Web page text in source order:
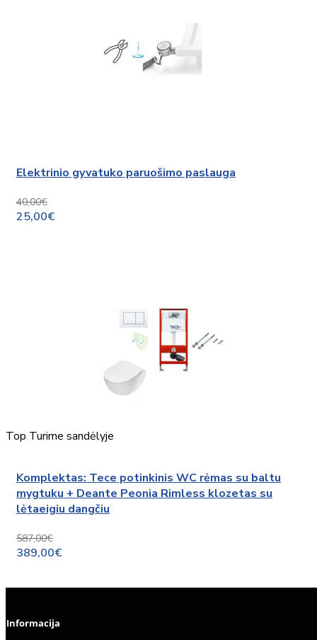
Elektrinio gyvatuko paruošimo paslauga
40,00€
25,00€
Top Turime sandėlyje
Komplektas: Tece potinkinis WC rėmas su baltu
mygtuku + Deante Peonia Rimless klozetas su
lėtaeigiu dangčiu
587,00€
389,00€
Informacija